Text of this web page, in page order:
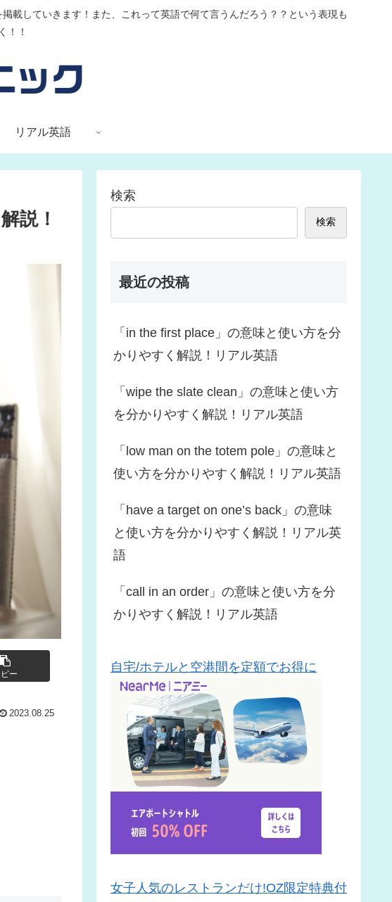
載していきます！また、これって英語で何て言うんだろう？？という表現も
！！
リアル英語
説！
ー
2023.08.25
検索
検索
最近の投稿
「in the first place」の意味と使い方を分
かりやすく解説！リアル英語
「wipe the slate clean」の意味と使い方
を分かりやすく解説！リアル英語
「low man on the totem pole」の意味と
使い方を分かりやすく解説！リアル英語
「have a target on one’s back」の意味
と使い方を分かりやすく解説！リアル英
語
「call in an order」の意味と使い方を分
かりやすく解説！リアル英語
自宅/ホテルと空港間を定額でお得に
女子人気のレストランだけ!OZ限定特典付